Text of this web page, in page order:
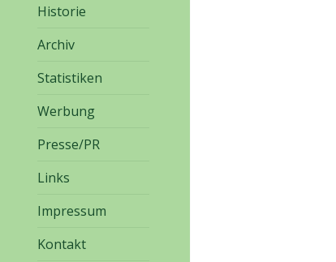
Historie
Archiv
Statistiken
Werbung
Presse/PR
Links
Impressum
Kontakt